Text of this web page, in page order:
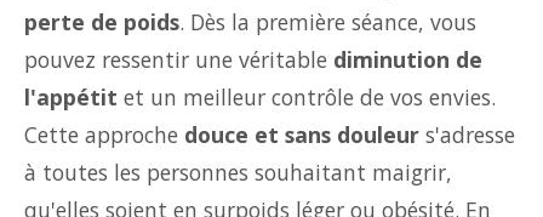
perte de poids. Dès la première séance, vous
pouvez ressentir une véritable diminution de
l'appétit et un meilleur contrôle de vos envies.
Cette approche douce et sans douleur s'adresse
à toutes les personnes souhaitant maigrir,
qu'elles soient en surpoids léger ou obésité. En